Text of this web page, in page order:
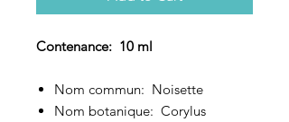
Contenance: 10 ml
Nom commun: Noisette
Nom botanique: Corylus